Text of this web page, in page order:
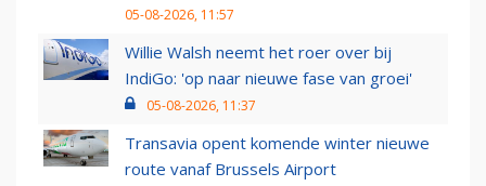
05-08-2026, 11:57
Willie Walsh neemt het roer over bij
IndiGo: 'op naar nieuwe fase van groei'
05-08-2026, 11:37
Transavia opent komende winter nieuwe
route vanaf Brussels Airport